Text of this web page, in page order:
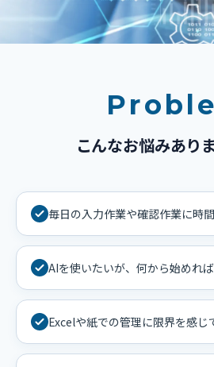
こんなお悩みあり
毎日の入力作業や確認作業に時
AIを使いたいが、何から始めれ
Excelや紙での管理に限界を感じ